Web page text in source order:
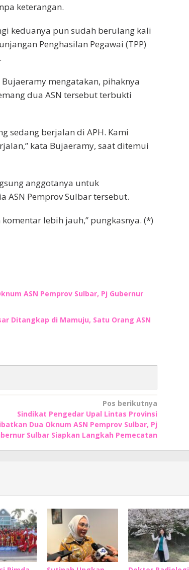
keterangan.
keduanya pun sudah berulang kali
Penghasilan Pegawai (TPP)
Bujaeramy mengatakan, pihaknya
dua ASN tersebut terbukti
sedang berjalan di APH. Kami
kata Bujaeramy, saat ditemui
anggotanya untuk
ASN Pemprov Sulbar tersebut.
lebih jauh,” pungkasnya. (*)
ASN Pemprov Sulbar, Pj Gubernur
Ditangkap di Mamuju, Satu Orang ASN
Pos berikutnya
Sindikat Pengedar Upal Lintas Provinsi
Dua Oknum ASN Pemprov Sulbar, Pj
Sulbar Siapkan Langkah Pemecatan